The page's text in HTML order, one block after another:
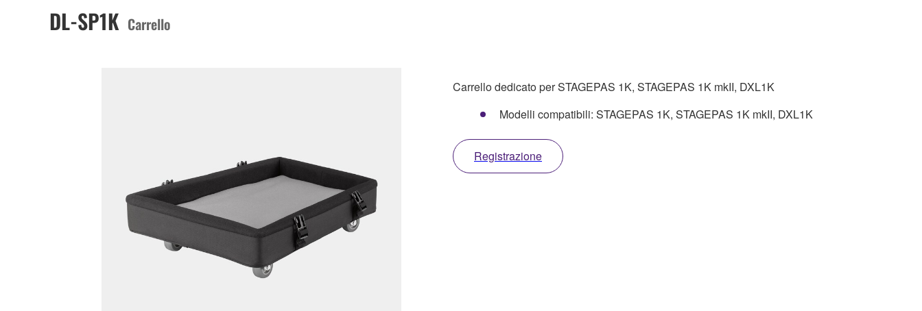
DL-SP1K Carrello
Carrello dedicato per STAGEPAS 1K, STAGEPAS 1K mkII, DXL1K
Modelli compatibili: STAGEPAS 1K, STAGEPAS 1K mkII, DXL1K
Registrazione